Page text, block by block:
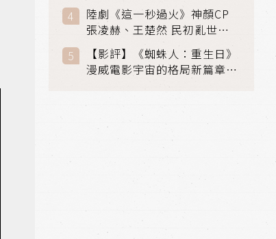
壓《玩具總動員5》、《超少
女》
陸劇《這一秒過火》神顏CP
張凌赫、王楚然 民初亂世、
家仇國難也要大談禁忌叔嫂戀
【影評】《蜘蛛人：重生日》
漫威電影宇宙的格局新篇章，